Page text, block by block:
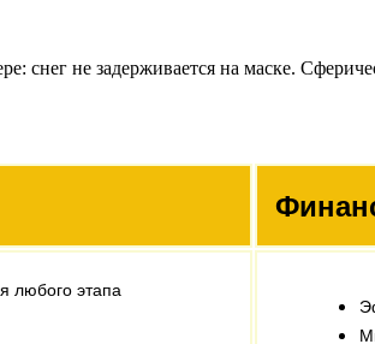
снег не задерживается на маске.
любого этапа